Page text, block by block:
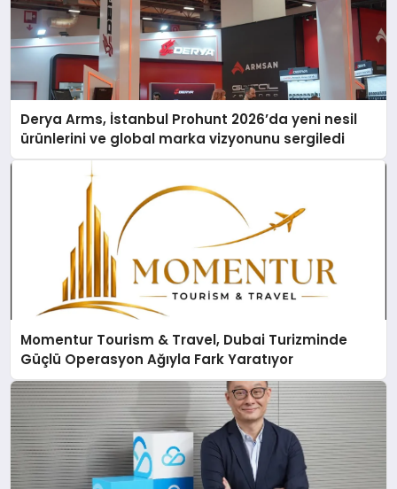
Derya Arms, İstanbul Prohunt 2026’da yeni nesil
ürünlerini ve global marka vizyonunu sergiledi
Momentur Tourism & Travel, Dubai Turizminde
Güçlü Operasyon Ağıyla Fark Yaratıyor